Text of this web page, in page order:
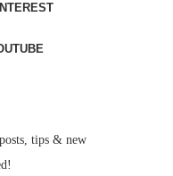
tips & new